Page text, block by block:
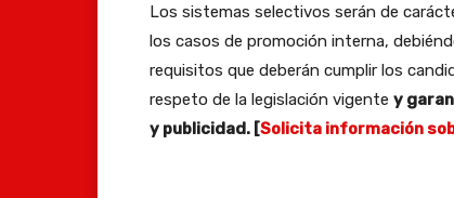
Los sistemas selectivos serán de
los casos de promoción interna,
requisitos que deberán cumplir los
respeto de la legislación vigente y
y publicidad. [Solicita información